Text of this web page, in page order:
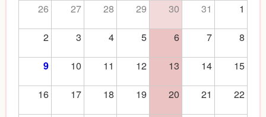
26 27 28 29 30 31
1
2
3 4 5 6 7 8
9 10 11 12 13 14
15
16
17 18 19 20 21
22